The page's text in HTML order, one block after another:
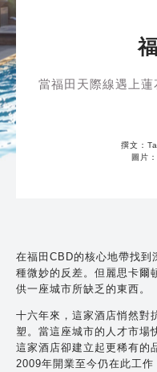
當福田天際線遇上
撰文：
圖片
在福田CBD的核心地帶找到
種微妙的反差。但麗思卡爾
供一座城市所缺乏的東西。
十六年來，這家酒店悄然對
塑。當這座城市的人才市
這家酒店卻建立起更稀有的
2009年開業至今仍在此工